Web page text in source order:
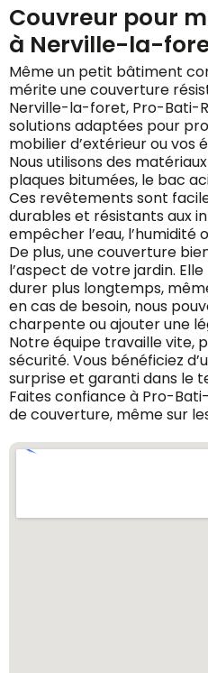
Couvreur pour
à Nerville-la-
Même un petit bâtiment
mérite une couverture
Nerville-la-foret, Pro-Bati-
solutions adaptées pour
mobilier d’extérieur ou vos
Nous utilisons des
plaques bitumées, le bac
Ces revêtements sont
durables et résistants aux
empêcher l’eau, l’humidité
De plus, une couverture
l’aspect de votre jardin.
durer plus longtemps,
en cas de besoin, nous
charpente ou ajouter une
Notre équipe travaille vite,
sécurité. Vous bénéficiez
surprise et garanti dans le
Faites confiance à Pro-
de couverture, même sur